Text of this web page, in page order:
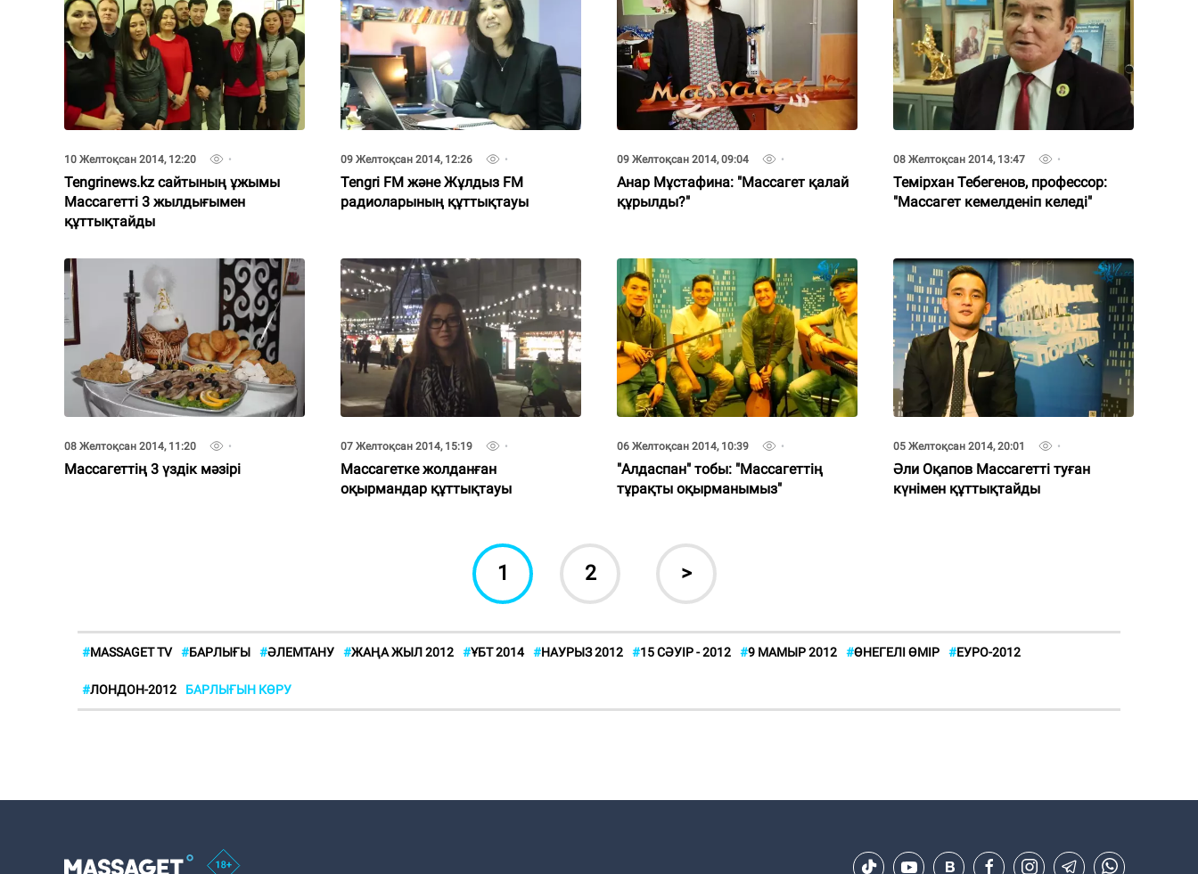
10 Желтоқсан 2014, 12:20
Tengrinews.kz сайтының ұжымы
Массагетті 3 жылдығымен
құттықтайды
09 Желтоқсан 2014, 12:26
Tengri FM және Жұлдыз FM
радиоларының құттықтауы
09 Желтоқсан 2014, 09:04
Анар Мұстафина: "Массагет қалай
құрылды?"
08 Желтоқсан 2014, 13:47
Темірхан Тебегенов, профессор:
"Массагет кемелденіп келеді"
08 Желтоқсан 2014, 11:20
Массагеттің 3 үздік мәзірі
07 Желтоқсан 2014, 15:19
Массагетке жолданған
оқырмандар құттықтауы
06 Желтоқсан 2014, 10:39
"Алдаспан" тобы: "Массагеттің
тұрақты оқырманымыз"
05 Желтоқсан 2014, 20:01
Әли Оқапов Массагетті туған
күнімен құттықтайды
1 2 >
#MASSAGET TV #БАРЛЫҒЫ #ӘЛЕМТАНУ #ЖАҢА ЖЫЛ 2012 #ҰБТ 2014 #НАУРЫЗ 2012 #15 СӘУІР - 2012 #9 МАМЫР 2012 #ӨНЕГЕЛІ ӨМІР #ЕУРО-2012
#ЛОНДОН-2012 БАРЛЫҒЫН КӨРУ